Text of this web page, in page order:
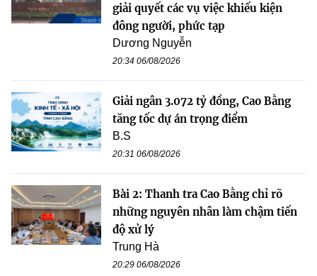
giải quyết các vụ việc khiếu kiện
đông người, phức tạp
Dương Nguyễn
20:34 06/08/2026
Giải ngân 3.072 tỷ đồng, Cao Bằng
tăng tốc dự án trọng điểm
B.S
20:31 06/08/2026
Bài 2: Thanh tra Cao Bằng chỉ rõ
những nguyên nhân làm chậm tiến
độ xử lý
Trung Hà
20:29 06/08/2026